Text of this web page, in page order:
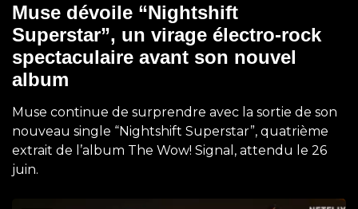
Muse dévoile “Nightshift
Superstar”, un virage électro-rock
spectaculaire avant son nouvel
album
Muse continue de surprendre avec la sortie de son
nouveau single “Nightshift Superstar”, quatrième
extrait de l’album The Wow! Signal, attendu le 26
juin.